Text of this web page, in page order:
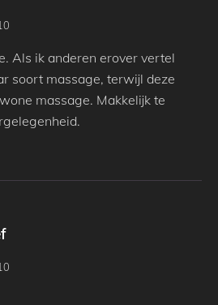
Als ik anderen erover vertel
soort massage, terwijl deze
massage. Makkelijk te